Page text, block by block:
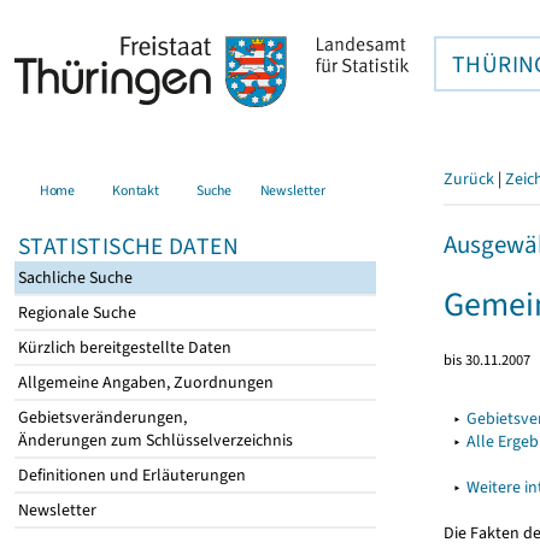
Home Kontakt Suche Newsletter
STATISTISCHE DATEN
Sachliche Suche
Regionale Suche
Kürzlich bereitgestellte Daten
Allgemeine Angaben, Zuordnungen
Gebietsveränderungen,
Änderungen zum Schlüsselverzeichnis
Definitionen und Erläuterungen
Newsletter
Zurück |
bis 30.11.2007
▸
▸ Alle
▸ Weitere
Die Fakten